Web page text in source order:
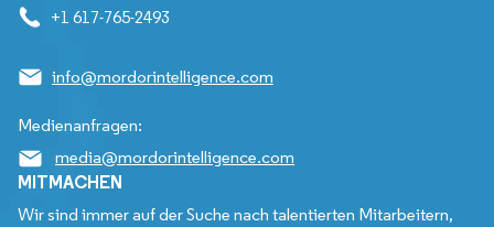
+1 617-765-2493
info@mordorintelligence.com
Medienanfragen:
media@mordorintelligence.com
MITMACHEN
Wir sind immer auf der Suche nach talentierten Mitarbeitern,